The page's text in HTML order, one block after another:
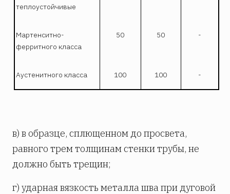
теплоустойчивые
Мартенситно-
ферритного класса
50 50 -
Аустенитного класса 100 100 -
в) в образце, сплющенном до просвета,
равного трем толщинам стенки трубы, не
должно быть трещин;
г) ударная вязкость металла шва при дуговой